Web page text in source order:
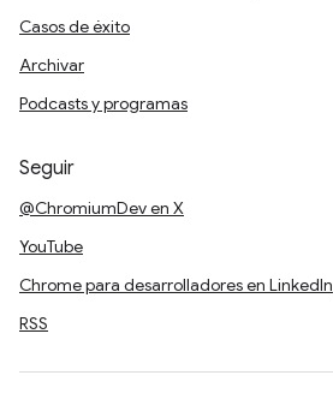
Casos de éxito
Archivar
Podcasts y programas
Seguir
@ChromiumDev en X
YouTube
Chrome para desarrolladores en LinkedIn
RSS